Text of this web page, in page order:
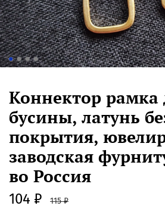
Коннектор рамка
бусины, латунь
покрытия,
заводская
во Россия
104 ₽ 115 ₽